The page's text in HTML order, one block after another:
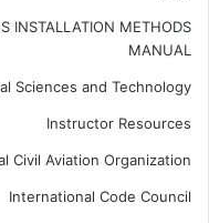
INSTALLATION METHODS
MANUAL
Sciences and Technology
Instructor Resources
Civil Aviation Organization
International Code Council